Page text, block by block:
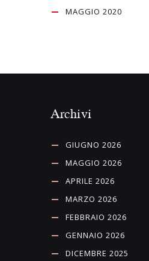
MAGGIO 2020
Archivi
GIUGNO 2026
MAGGIO 2026
APRILE 2026
MARZO 2026
FEBBRAIO 2026
GENNAIO 2026
DICEMBRE 2025